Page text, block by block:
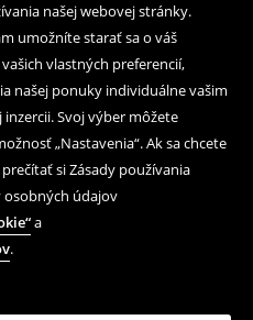
našej webovej stránky.
umožníte starať sa o váš
vlastných preferencií,
našej ponuky individuálne vašim
Svoj výber môžete
„Nastavenia“. Ak sa chcete
si Zásady používania
osobných údajov
a
.